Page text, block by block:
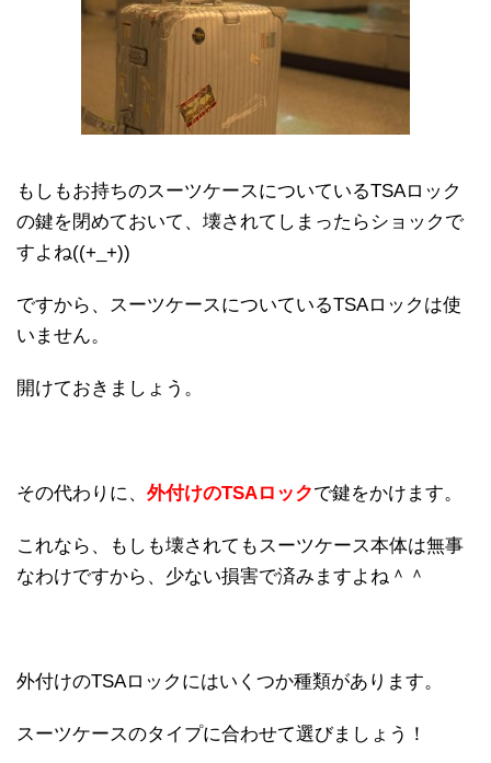
もしもお持ちのスーツケースについているTSAロック
の鍵を閉めておいて、壊されてしまったらショックで
すよね((+_+))
ですから、スーツケースについているTSAロックは使
いません。
開けておきましょう。
その代わりに、 外付けのTSAロックで鍵をかけます。
これなら、もしも壊されてもスーツケース本体は無事
なわけですから、少ない損害で済みますよね＾＾
外付けのTSAロックにはいくつか種類があります。
スーツケースのタイプに合わせて選びましょう！